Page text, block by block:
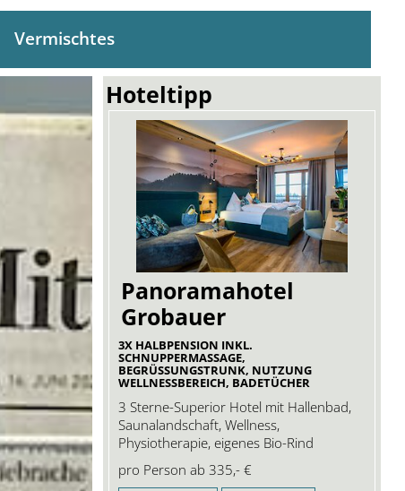
Hoteltipp
Panoramahotel
Grobauer
3X HALBPENSION INKL.
SCHNUPPERMASSAGE,
BEGRÜSSUNGSTRUNK, NUTZUNG W
ELLNESSBEREICH, BADETÜCHER
3 Sterne-Superior Hotel mit Hallenbad,
Saunalandschaft, Wellness,
Physiotherapie, eigenes Bio-Rind
pro Person ab 335,- €
Vermischtes